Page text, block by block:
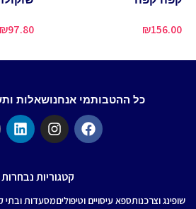
₪156.00
₪97.80
כל ההטבותמי אנחנושאלות
קטגוריות נבחרות
שופינג וצרכנותספא עיסויים וטיפוליםמסעדות ובתי